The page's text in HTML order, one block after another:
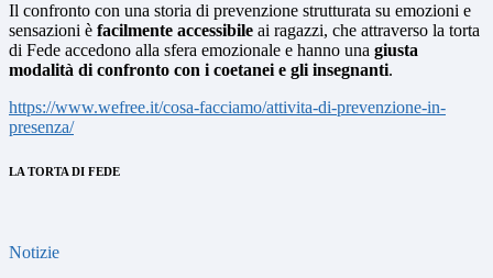
Il confronto con una storia di prevenzione strutturata su emozioni e
sensazioni è facilmente accessibile ai ragazzi, che attraverso la torta
di Fede accedono alla sfera emozionale e hanno una giusta
modalità di confronto con i coetanei e gli insegnanti.
https://www.wefree.it/cosa-facciamo/attivita-di-prevenzione-in-
presenza/
LA TORTA DI FEDE
Notizie